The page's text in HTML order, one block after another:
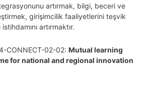
artırmak, bilgi, beceri ve
girişimcilik faaliyetlerini teşvik
artırmaktır.
CONNECT-02-02: Mutual learning
for national and regional innovation